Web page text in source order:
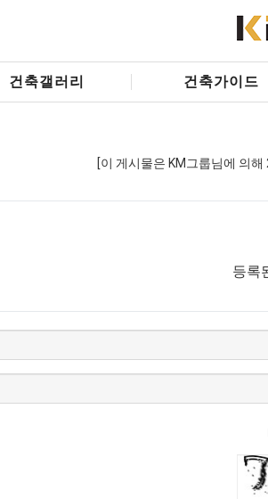
건축갤러리 건축가이드
[이 게시물은 KM그룹님에 의
등록